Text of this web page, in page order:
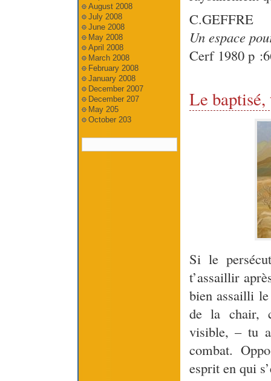
C.GEFFRE
Un espace
Cerf 1980 p
Le
Si le
t’assaillir
bien assailli
de la chair,
visible, – tu
combat.
esprit en qui
August 2008
July 2008
June 2008
May 2008
April 2008
March 2008
February 2008
January 2008
December 2007
December 207
May 205
October 203